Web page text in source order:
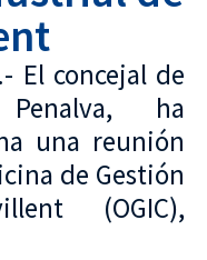
El concejal de
ha
una reunión
de Gestión
(OGIC),